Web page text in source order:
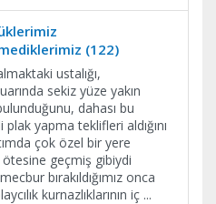
(122)
ustalığı,
sekiz yüze yakın
dahası bu
yapma teklifleri aldığını
çok özel bir yere
ötesine geçmiş gibiydi
bırakıldığımız onca
kurnazlıklarının iç ...